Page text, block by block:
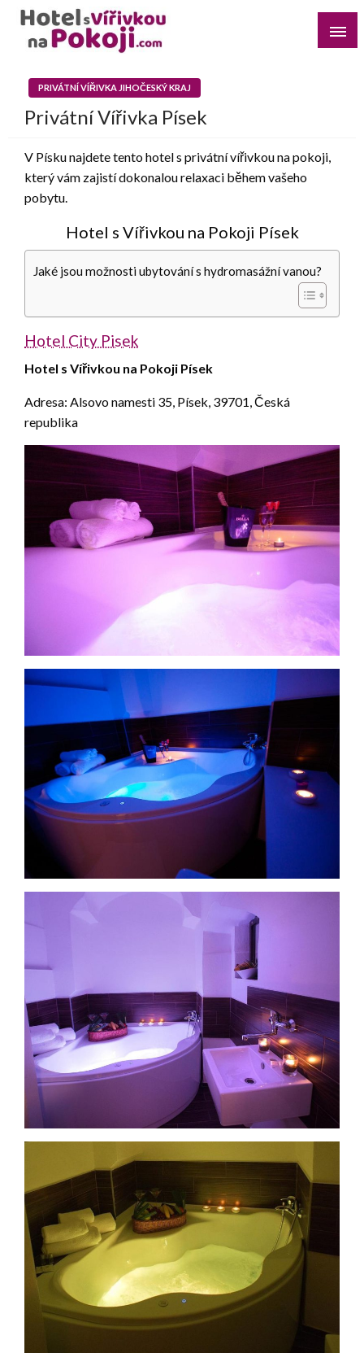
Skip
content
pokoji v destinaci, kterou preferujete
PRIVÁTNÍ VÍŘIVKA JIHOČESKÝ KRAJ
Privátní Vířivka Písek
V Písku najdete tento hotel s privátní vířivkou na pokoji,
který vám zajistí dokonalou relaxaci během vašeho
pobytu.
Hotel s Vířivkou na Pokoji Písek
Jaké jsou možnosti ubytování s hydromasážní vanou?
Hotel City Pisek
Hotel s Vířivkou na Pokoji Písek
Adresa: Alsovo namesti 35, Písek, 39701, Česká
republika